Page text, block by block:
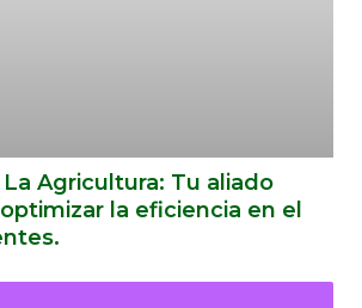
Agricultura: Tu aliado
la eficiencia en el